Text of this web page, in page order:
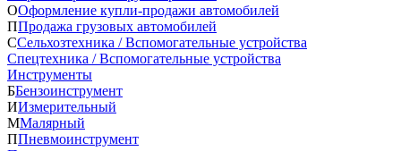
ООформление купли-продажи автомобилей
ППродажа грузовых автомобилей
ССельхозтехника / Вспомогательные устройства
Спецтехника / Вспомогательные устройства
Инструменты
ББензоинструмент
ИИзмерительный
ММалярный
ППневмоинструмент